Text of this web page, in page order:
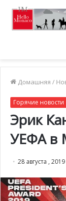
Домашняя /
Горячие новости
Эрик
УЕФА в
28 августа , 2019